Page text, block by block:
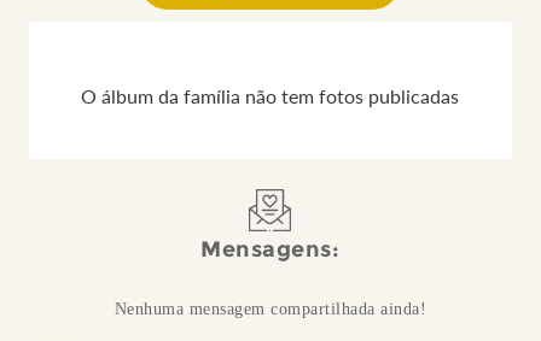
O álbum da família não tem fotos publicadas
Mensagens:
Nenhuma mensagem compartilhada ainda!